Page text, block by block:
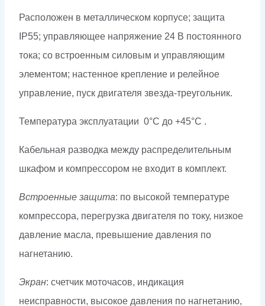
Расположен в металлическом корпусе; защита
IP55; управляющее напряжение 24 В постоянного
тока; со встроенным силовым и управляющим
элементом; настенное крепление и релейное
управление, пуск двигателя звезда-треугольник.
Температура эксплуатации 0°C до +45°C .
Кабельная разводка между распределительным
шкафом и компрессором не входит в комплект.
Встроенные защита: по высокой температуре
компрессора, перегрузка двигателя по току, низкое
давление масла, превышение давления по
нагнетанию.
Экран: счетчик моточасов, индикация
неисправности, высокое давления по нагнетанию,